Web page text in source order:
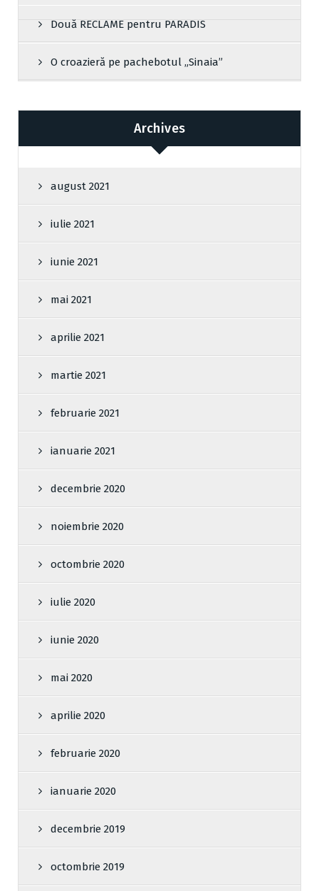
Două RECLAME pentru PARADIS
O croazieră pe pachebotul „Sinaia”
Archives
august 2021
iulie 2021
iunie 2021
mai 2021
aprilie 2021
martie 2021
februarie 2021
ianuarie 2021
decembrie 2020
noiembrie 2020
octombrie 2020
iulie 2020
iunie 2020
mai 2020
aprilie 2020
februarie 2020
ianuarie 2020
decembrie 2019
octombrie 2019